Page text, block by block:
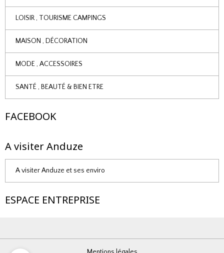
LOISIR , TOURISME CAMPINGS
MAISON , DÉCORATION
MODE , ACCESSOIRES
SANTÉ , BEAUTÉ & BIEN ETRE
FACEBOOK
A visiter Anduze
A visiter Anduze et ses enviro
ESPACE ENTREPRISE